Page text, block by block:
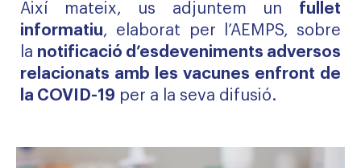
Així mateix, us adjuntem un fullet
informatiu, elaborat per l’AEMPS, sobre
la notificació d’esdeveniments adversos
relacionats amb les vacunes enfront de
la COVID-19 per a la seva difusió.